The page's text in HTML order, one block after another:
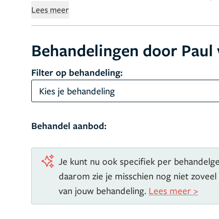
UK and Portland, USA).
geregistreerd voor aangezichtschirurgie bij de
Heelkunde van het Hoofd- Hals gebied en bij
publiceerde meerdere artikelen op het gebied
is cursusleider bij meerdere cursussen in de
neus– en oorcorrecties, maar daarnaast
of trauma kunt u bij hem terecht.
Lees meer
Behandelingen door Paul
Filter op behandeling:
Kies je behandeling
Behandel aanbod:
Je kunt nu ook specifiek per
daarom zie je misschien nog niet
van jouw behandeling. Lees meer >